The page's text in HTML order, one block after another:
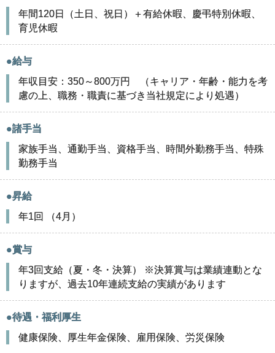
年間120日（土日、祝日）＋有給休暇、慶弔特別休暇、
育児休暇
●給与
年収目安：350～800万円 （キャリア・年齢・能力を考
慮の上、職務・職責に基づき当社規定により処遇）
●諸手当
家族手当、通勤手当、資格手当、時間外勤務手当、特殊
勤務手当
●昇給
年1回 （4月）
●賞与
年3回支給（夏・冬・決算） ※決算賞与は業績連動とな
りますが、過去10年連続支給の実績があります
●待遇・福利厚生
健康保険、厚生年金保険、雇用保険、労災保険